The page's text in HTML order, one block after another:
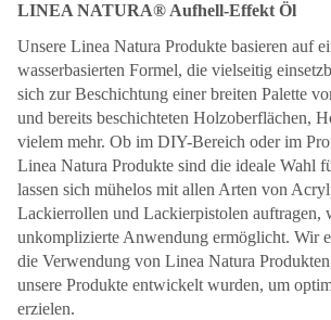
LINEA NATURA® Aufhell-Effekt Öl
Unsere Linea Natura Produkte basieren auf
wasserbasierten Formel, die vielseitig
sich zur Beschichtung einer breiten Palette
und bereits beschichteten Holzoberflächen,
vielem mehr. Ob im DIY-Bereich oder im
Linea Natura Produkte sind die ideale Wahl
lassen sich mühelos mit allen Arten von
Lackierrollen und Lackierpistolen auftragen,
unkomplizierte Anwendung ermöglicht. Wir
die Verwendung von Linea Natura
unsere Produkte entwickelt wurden, um
erzielen.